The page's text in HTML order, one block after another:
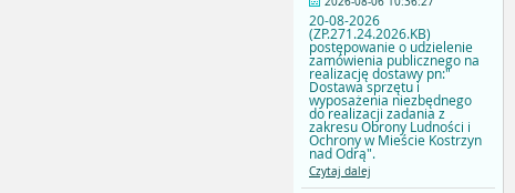
20-08-2026
(ZP.271.24.2026.KB)
postępowanie o udzielenie
zamówienia publicznego na
realizację dostawy pn:"
Dostawa sprzętu i
wyposażenia niezbędnego
do realizacji zadania z
zakresu Obrony Ludności i
Ochrony w Mieście Kostrzyn
nad Odrą".
Czytaj dalej